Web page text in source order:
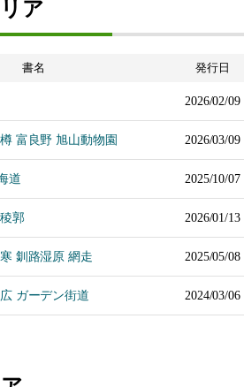
ア
書名 発行日
2026/02/09
富良野 旭山動物園 2026/03/09
道 2025/10/07
郭 2026/01/13
釧路湿原 網走 2025/05/08
ガーデン街道 2024/03/06